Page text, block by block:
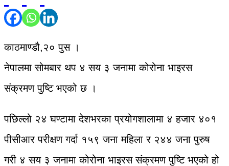
काठमाण्डौ,२० पुस ।
नेपालमा सोमबार थप ४ सय ३ जनामा कोरोना भाइरस
संक्रमण पुष्टि भएको छ ।
पछिल्लो २४ घण्टामा देशभरका प्रयोगशालामा ४ हजार ४०१
पीसीआर परीक्षण गर्दा १५९ जना महिला र २४४ जना पुरुष
गरी ४ सय ३ जनामा कोरोना भाइरस संक्रमण पुष्टि भएको हो